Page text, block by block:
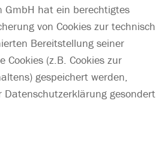
GmbH hat ein berechtigtes
von Cookies zur technisch
Bereitstellung seiner
Cookies (z.B. Cookies zur
gespeichert werden,
Datenschutzerklärung gesondert